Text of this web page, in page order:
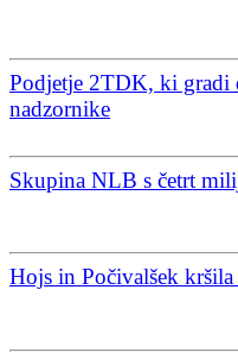
Podjetje 2TDK, ki
nadzornike
Skupina NLB s četrt
Hojs in Počivalšek